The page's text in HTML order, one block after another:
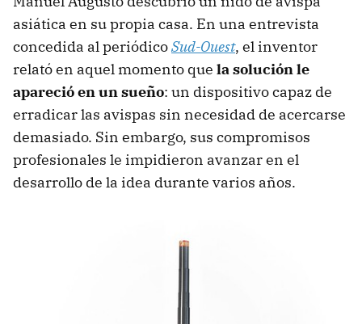
asiática en su propia casa. En una entrevista
concedida al periódicoSud-Ouest, el inventor
relató en aquel momento que la solución le
apareció en un sueño: un dispositivo capaz de
erradicar las avispas sin necesidad de acercarse
demasiado. Sin embargo, sus compromisos
profesionales le impidieron avanzar en el
desarrollo de la idea durante varios años.